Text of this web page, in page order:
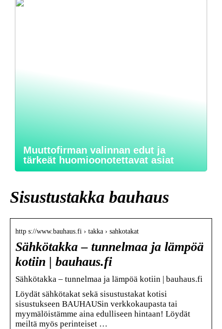
Muuttofirman valinnan edut ja
tärkeät huomioonotettavat asiat
Sisustustakka bauhaus
http s://www.bauhaus.fi › takka › sahkotakat
Sähkötakka – tunnelmaa ja lämpöä
kotiin | bauhaus.fi
Sähkötakka – tunnelmaa ja lämpöä kotiin | bauhaus.fi
Löydät sähkötakat sekä sisustustakat kotisi
sisustukseen BAUHAUSin verkkokaupasta tai
myymälöistämme aina edulliseen hintaan! Löydät
meiltä myös perinteiset …